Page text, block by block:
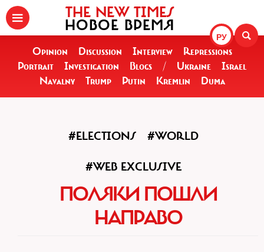
РУ
THE NEW TIMES
НОВОЕ ВРЕМЯ
Opinion Discussion Interview
Repressions
Portrait
Investigation Blogs / Ukraine
Israel
Navalny
Trump Putin Kremlin Duma
#ELECTIONS #WORLD
#WEB EXCLUSIVE
ПОЛЯКИ ПОШЛИ
НАПРАВО